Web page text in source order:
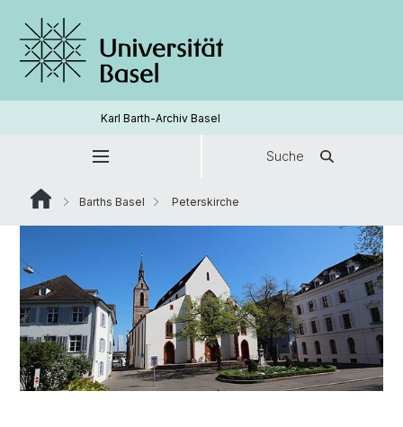
Karl Barth-Archiv Basel
Suche
Barths Basel Peterskirche